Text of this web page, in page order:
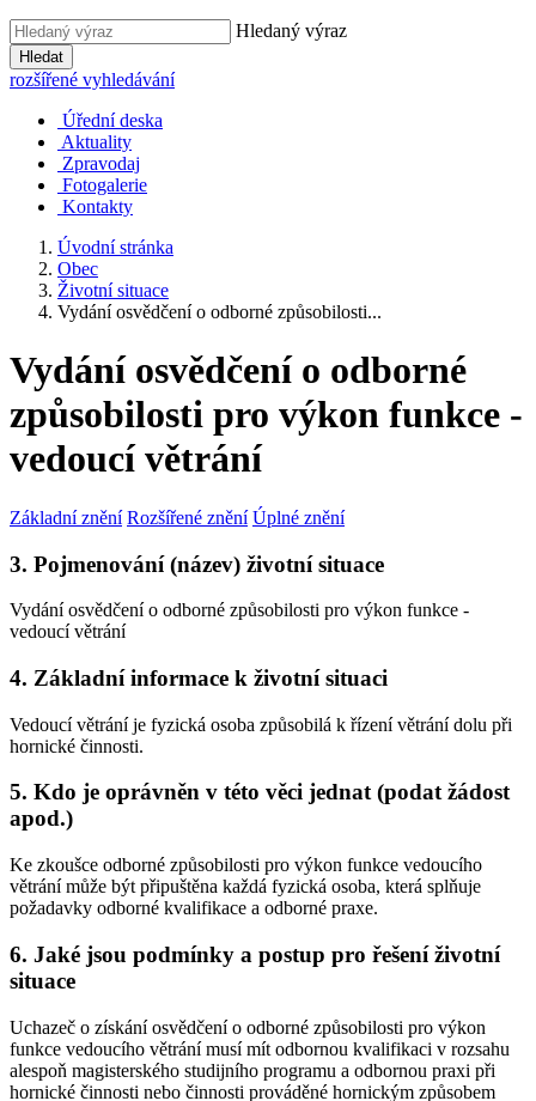
Hledaný výraz
Hledat
rozšířené vyhledávání
Úřední deska
Aktuality
Zpravodaj
Fotogalerie
Kontakty
Úvodní stránka
Obec
Životní situace
Vydání osvědčení o odborné způsobilosti...
Vydání osvědčení o odborné
způsobilosti pro výkon funkce -
vedoucí větrání
Základní znění Rozšířené znění Úplné znění
3. Pojmenování (název) životní situace
Vydání osvědčení o odborné způsobilosti pro výkon funkce -
vedoucí větrání
4. Základní informace k životní situaci
Vedoucí větrání je fyzická osoba způsobilá k řízení větrání dolu při
hornické činnosti.
5. Kdo je oprávněn v této věci jednat (podat žádost
apod.)
Ke zkoušce odborné způsobilosti pro výkon funkce vedoucího
větrání může být připuštěna každá fyzická osoba, která splňuje
požadavky odborné kvalifikace a odborné praxe.
6. Jaké jsou podmínky a postup pro řešení životní
situace
Uchazeč o získání osvědčení o odborné způsobilosti pro výkon
funkce vedoucího větrání musí mít odbornou kvalifikaci v rozsahu
alespoň magisterského studijního programu a odbornou praxi při
hornické činnosti nebo činnosti prováděné hornickým způsobem